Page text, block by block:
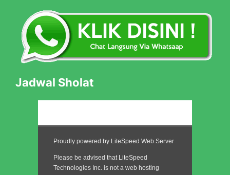
Jadwal Sholat